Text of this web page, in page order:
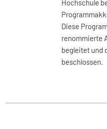
Hochschule
Diese
renommierte
begleitet und
beschlossen.